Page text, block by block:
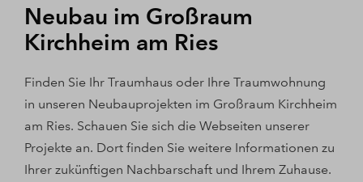
Neubau im Großraum
Kirchheim am Ries
Finden Sie Ihr Traumhaus oder Ihre Traumwohnung
in unseren Neubauprojekten im Großraum Kirchheim
am Ries. Schauen Sie sich die Webseiten unserer
Projekte an. Dort finden Sie weitere Informationen zu
Ihrer zukünftigen Nachbarschaft und Ihrem Zuhause.